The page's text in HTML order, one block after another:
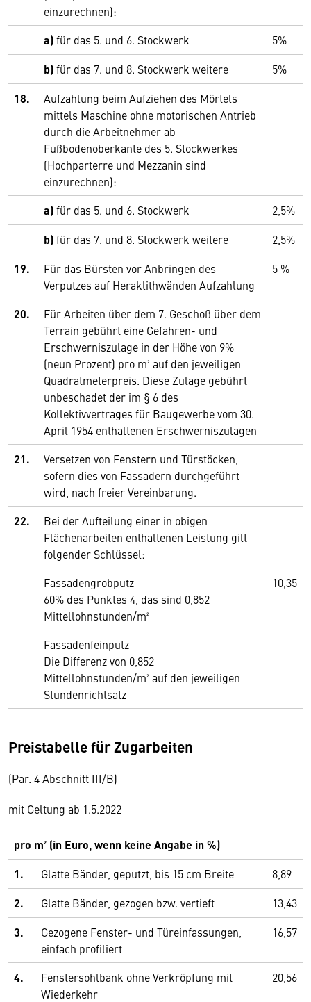
einzurechnen):
a)für das 5. und 6. Stockwerk 5%
b)für das 7. und 8. Stockwerk weitere 5%
18.
Aufzahlung beim Aufziehen des Mörtels
mittels Maschine ohne motorischen Antrieb
durch die Arbeitnehmer ab
Fußbodenoberkante des 5. Stockwerkes
(Hochparterre und Mezzanin sind
einzurechnen):
a)für das 5. und 6. Stockwerk 2,5%
b)für das 7. und 8. Stockwerk weitere 2,5%
19.
Für das Bürsten vor Anbringen des
Verputzes auf Heraklithwänden Aufzahlung
5 %
20.
Für Arbeiten über dem 7. Geschoß über dem
Terrain gebührt eine Gefahren- und
Erschwerniszulage in der Höhe von 9%
(neun Prozent) pro m² auf den jeweiligen
Quadratmeterpreis. Diese Zulage gebührt
unbeschadet der im § 6 des
Kollektivvertrages für Baugewerbe vom 30.
April 1954 enthaltenen Erschwerniszulagen
21.
Versetzen von Fenstern und Türstöcken,
sofern dies von Fassadern durchgeführt
wird, nach freier Vereinbarung.
22.
Bei der Aufteilung einer in obigen
Flächenarbeiten enthaltenen Leistung gilt
folgender Schlüssel:
Fassadengrobputz
60% des Punktes 4, das sind 0,852
Mittellohnstunden/m²
10,35
Fassadenfeinputz
Die Differenz von 0,852
Mittellohnstunden/m² auf den jeweiligen
Stundenrichtsatz
Preistabelle für Zugarbeiten
(Par. 4 Abschnitt III/B)
mit Geltung ab 1.5.2022
pro m² (in Euro, wenn keine Angabe in %)
1.
Glatte Bänder, geputzt, bis 15 cm Breite 8,89
2. Glatte Bänder, gezogen bzw. vertieft 13,43
3.
Gezogene Fenster- und Türeinfassungen,
einfach profiliert
16,57
4.
Fenstersohlbank ohne Verkröpfung mit
Wiederkehr
20,56